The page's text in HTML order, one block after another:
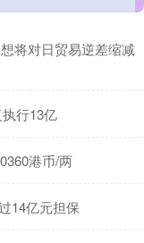
将对日贸易逆差缩减
行13亿
港币/两
14亿元担保